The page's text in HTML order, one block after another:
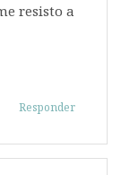
resisto a
Responder